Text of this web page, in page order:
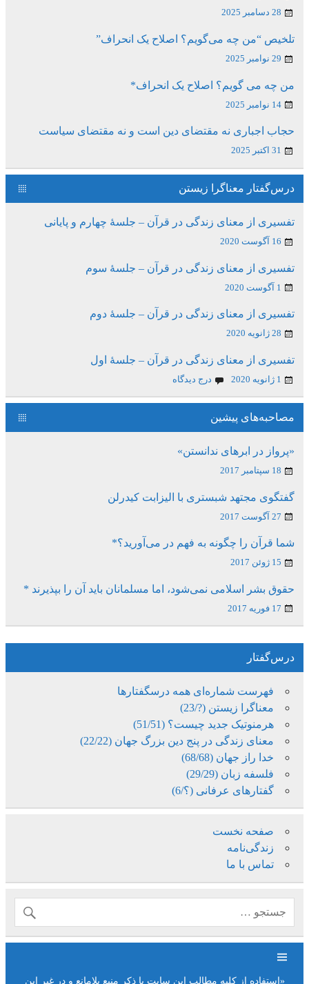
28 دسامبر 2025
تلخیص “من چه می‌گویم؟ اصلاح یک انحراف”
29 نوامبر 2025
من چه می گویم؟ اصلاح یک انحراف*
14 نوامبر 2025
حجاب اجباری نه مقتضای دین است و نه مقتضای سیاست
31 اکتبر 2025
درس‌گفتار معناگرا زیستن
تفسیری از معنای زندگی در قرآن – جلسۀ چهارم و پایانی
16 آگوست 2020
تفسیری از معنای زندگی در قرآن – جلسۀ سوم
1 آگوست 2020
تفسیری از معنای زندگی در قرآن – جلسۀ دوم
28 ژانویه 2020
تفسیری از معنای زندگی در قرآن – جلسۀ اول
1 ژانویه 2020 درج دیدگاه
مصاحبه‌های پیشین
«پرواز در ابرهای ندانستن»
18 سپتامبر 2017
گفتگوی مجتهد شبستری با الیزابت کیدرلن
27 آگوست 2017
شما قرآن را چگونه به فهم در می‌آورید؟*
15 ژوئن 2017
حقوق بشر اسلامی نمی‌شود، اما مسلمانان باید آن را بپذیرند *
17 فوریه 2017
درس‌گفتار
فهرست شماره‌ای همه درسگفتارها
معناگرا زیستن (?/23)
هرمنوتیک جدید چیست؟ (51/51)
معنای زندگی در پنج دین بزرگ جهان (22/22)
خدا راز جهان (68/68)
فلسفه زبان (29/29)
گفتارهای عرفانی (؟/6)
صفحه نخست
زندگی‌نامه
تماس با ما
«استفاده از کلیه مطالب این سایت با ذکر منبع بلامانع و در غیر این